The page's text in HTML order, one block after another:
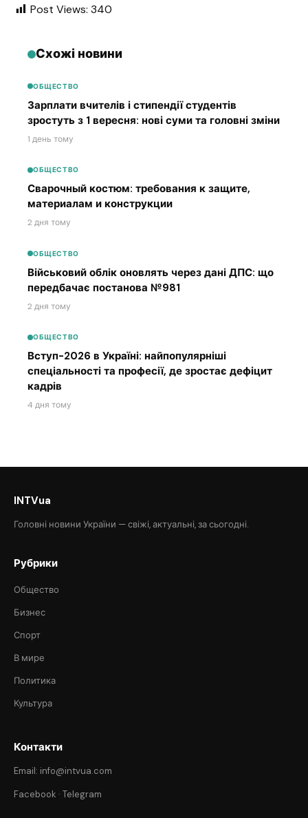
Post Views: 340
Схожі новини
ОБЩЕСТВО
Зарплати вчителів і стипендії студентів
зростуть з 1 вересня: нові суми та головні зміни
1 день тому
ОБЩЕСТВО
Сварочный костюм: требования к защите,
материалам и конструкции
2 дня тому
ОБЩЕСТВО
Військовий облік оновлять через дані ДПС: що
передбачає постанова №981
2 дня тому
ОБЩЕСТВО
Вступ-2026 в Україні: найпопулярніші
спеціальності та професії, де зростає дефіцит
кадрів
4 дня тому
INTVua
Головні новини України — свіжі, актуальні, за сьогодні.
Рубрики
Общество
Бизнес
Спорт
В мире
Политика
Культура
Контакти
Email: info@intvua.com
Facebook · Telegram